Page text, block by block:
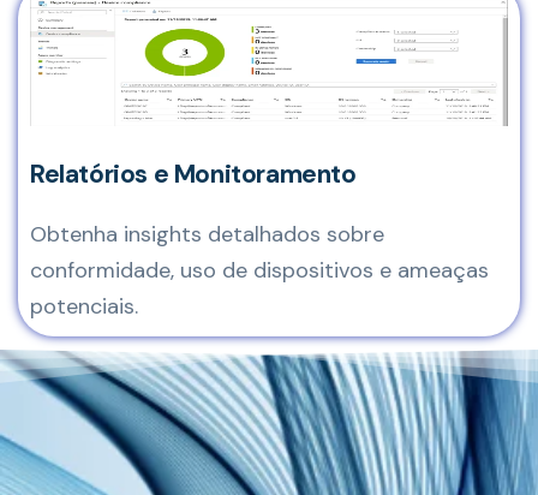
Relatórios e Monitoramento
Obtenha insights detalhados sobre
conformidade, uso de dispositivos e ameaças
potenciais.